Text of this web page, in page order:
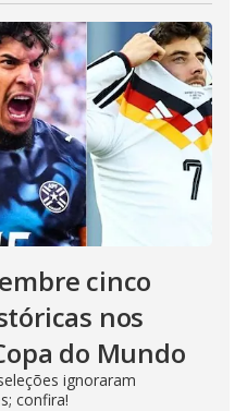
cinco
nos
do Mundo
ignoraram
confira!